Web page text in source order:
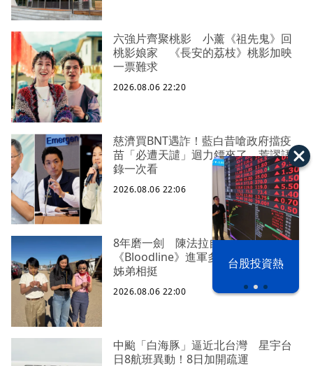
以色列 穹頂
台股投資熱
六強片齊聚桃影 小薰《祖先鬼》回
桃影娘家 《長安的荔枝》桃影加映
一票難求
2026.08.06 22:20
慈濟買BNT遇詐！藍白昔嗆政府擋疫
苗「必遭天譴」迴力鏢來了 荒謬語
錄一次看
2026.08.06 22:06
8年磨一劍 陳法拉自編自導
《Bloodline》進軍多倫多 柯林法洛
姊弟相挺
2026.08.06 22:00
中颱「白海豚」逼近北台灣 星宇台
日8航班異動！8日加開疏運